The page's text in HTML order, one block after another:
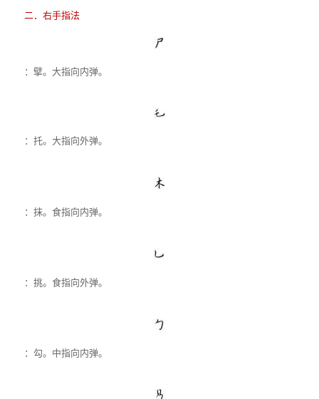
二．右手指法
：擘。大指向内弹。
：托。大指向外弹。
：抹。食指向内弹。
：挑。食指向外弹。
：勾。中指向内弹。